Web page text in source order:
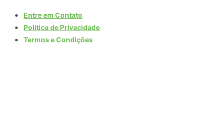
Entre em Contato
Política de Privacidade
Termos e Condições